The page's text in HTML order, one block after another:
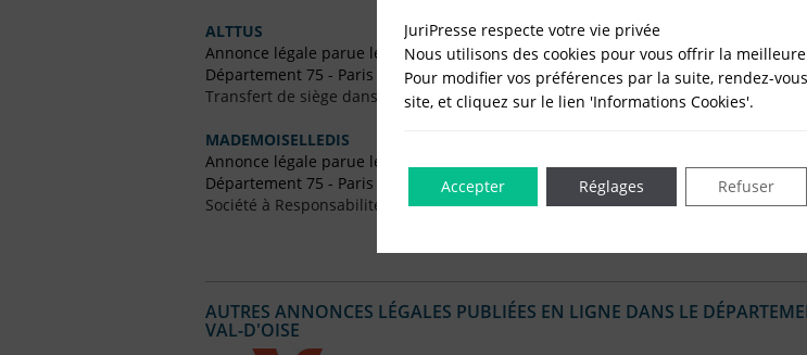
ALTTUS
Annonce légale parue le Vendredi 21 Octobre 2016
Département 75 - Paris
Transfert de siège dans le Même Département
MADEMOISELLEDIS
Annonce légale parue le Vendredi 29 Avril 2016
Département 75 - Paris
Société à Responsabilité Limitée (SARL)
AUTRES ANNONCES LÉGALES PUBLIÉES EN LIGNE DANS LE
VAL-D'OISE
JuriPresse respecte votre vie privée
Nous utilisons des cookies pour vous offrir la
Pour modifier vos préférences par la suite, rendez-
site, et cliquez sur le lien 'Informations Cookies'.
Accepter Refuser
Réglages